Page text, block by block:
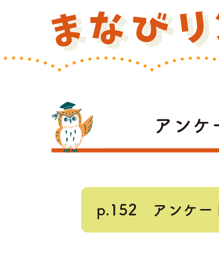
アンケ
p.152 アンケー